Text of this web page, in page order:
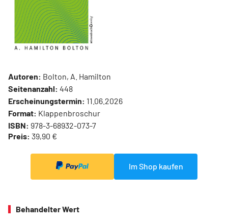
Autoren: Bolton, A. Hamilton
Seitenanzahl: 448
Erscheinungstermin: 11.06.2026
Format: Klappenbroschur
ISBN: 978-3-68932-073-7
Preis: 39,90 €
Im Shop kaufen
Behandelter Wert